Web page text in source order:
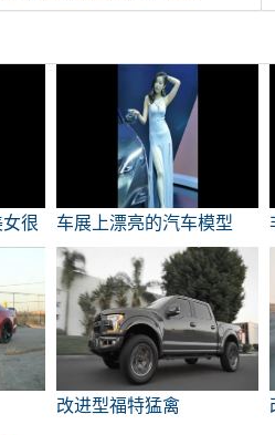
很
车展上漂亮的汽车模型
改进型福特猛禽